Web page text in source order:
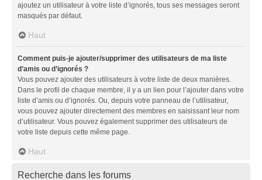
ajoutez un utilisateur à votre liste d’ignorés, tous ses messages seront
masqués par défaut.
Haut
Comment puis-je ajouter/supprimer des utilisateurs de ma liste
d’amis ou d’ignorés ?
Vous pouvez ajouter des utilisateurs à votre liste de deux manières.
Dans le profil de chaque membre, il y a un lien pour l’ajouter dans votre
liste d’amis ou d’ignorés. Ou, depuis votre panneau de l’utilisateur,
vous pouvez ajouter directement des membres en saisissant leur nom
d’utilisateur. Vous pouvez également supprimer des utilisateurs de
votre liste depuis cette même page.
Haut
Recherche dans les forums